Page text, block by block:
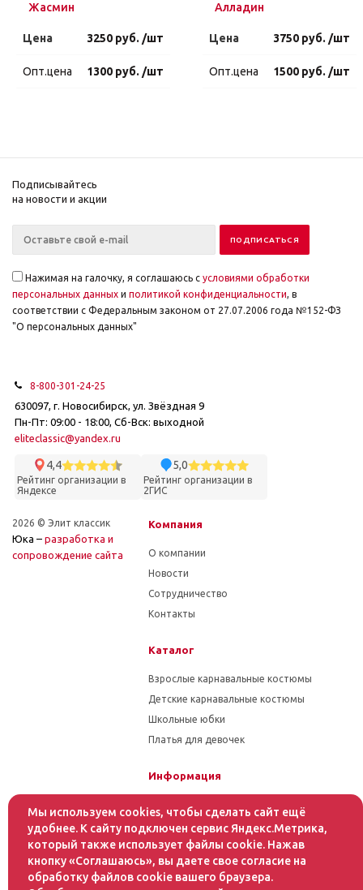
Жасмин
Цена 3250 руб. /шт
Опт.цена 1300 руб. /шт
Алладин
Цена 3750 руб. /шт
Опт.цена 1500 руб. /шт
Подписывайтесь
на новости и акции
Нажимая на галочку, я соглашаюсь с условиями обработки
персональных данных и политикой конфиденциальности, в
соответствии с Федеральным законом от 27.07.2006 года №152-ФЗ
"О персональных данных"
8-800-301-24-25
630097, г. Новосибирск, ул. Звёздная 9
Пн-Пт: 09:00 - 18:00, Сб-Вск: выходной
eliteclassic@yandex.ru
4,4
Рейтинг организации в
Яндексе
5,0
Рейтинг организации в
2ГИС
2026 © Элит классик
Юка – разработка и
cопровождение сайта
Компания
О компании
Новости
Сотрудничество
Контакты
Каталог
Взрослые карнавальные костюмы
Детские карнавальные костюмы
Школьные юбки
Платья для девочек
Информация
Гарантия на товар
Условия оплаты
Условия доставки
Помощь
Мы используем cookies, чтобы сделать сайт ещё
удобнее. К сайту подключен сервис Яндекс.Метрика,
который также использует файлы cookie. Нажав
кнопку «Соглашаюсь», вы даете свое согласие на
обработку файлов cookie вашего браузера.